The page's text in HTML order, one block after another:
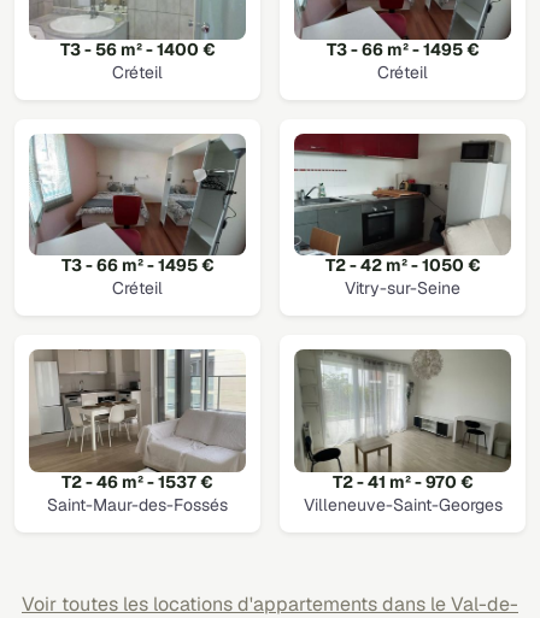
T3 - 56 m² - 1400 €
Créteil
T3 - 66 m² - 1495 €
Créteil
T3 - 66 m² - 1495 €
Créteil
T2 - 42 m² - 1050 €
Vitry-sur-Seine
T2 - 46 m² - 1537 €
Saint-Maur-des-Fossés
T2 - 41 m² - 970 €
Villeneuve-Saint-Georges
Voir toutes les locations d'appartements dans le Val-de-